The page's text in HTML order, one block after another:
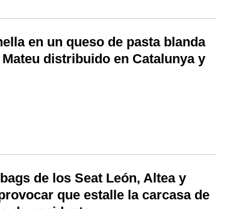
en un queso de pasta blanda
distribuido en Catalunya y
de los Seat León, Altea y
que estalle la carcasa de